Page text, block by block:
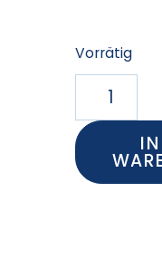
Vorrätig